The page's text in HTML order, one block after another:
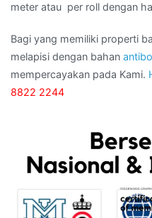
meter atau per roll dengan
Bagi yang memiliki properti
melapisi dengan bahan
mempercayakan pada Kami.
8822 2244